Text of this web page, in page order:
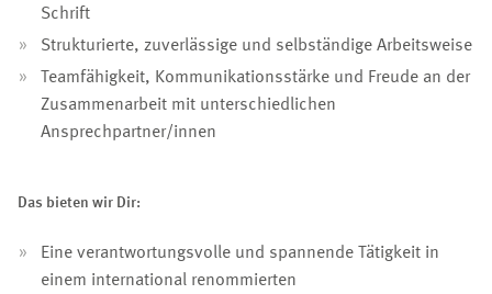
Schrift
Strukturierte, zuverlässige und selbständige Arbeitsweise
Teamfähigkeit, Kommunikationsstärke und Freude an der
Zusammenarbeit mit unterschiedlichen
Ansprechpartner/innen
Das bieten wir Dir:
Eine verantwortungsvolle und spannende Tätigkeit in
einem international renommierten